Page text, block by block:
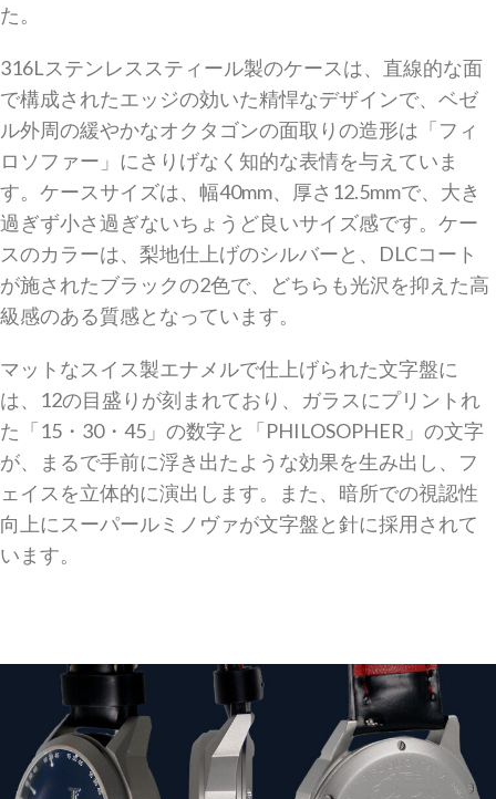
た。
316Lステンレススティール製のケースは、直線的な面
で構成されたエッジの効いた精悍なデザインで、ベゼ
ル外周の緩やかなオクタゴンの面取りの造形は「フィ
ロソファー」にさりげなく知的な表情を与えていま
す。ケースサイズは、幅40mm、厚さ12.5mmで、大き
過ぎず小さ過ぎないちょうど良いサイズ感です。ケー
スのカラーは、梨地仕上げのシルバーと、DLCコート
が施されたブラックの2色で、どちらも光沢を抑えた高
級感のある質感となっています。
マットなスイス製エナメルで仕上げられた文字盤に
は、12の目盛りが刻まれており、 ガラスにプリントれ
た「15・30・45」の数字と「PHILOSOPHER」の文字
が、まるで手前に浮き出たような効果を生み出し、フ
ェイスを立体的に演出します。また、暗所での視認性
向上にスーパールミノヴァが文字盤と針に採用されて
います。